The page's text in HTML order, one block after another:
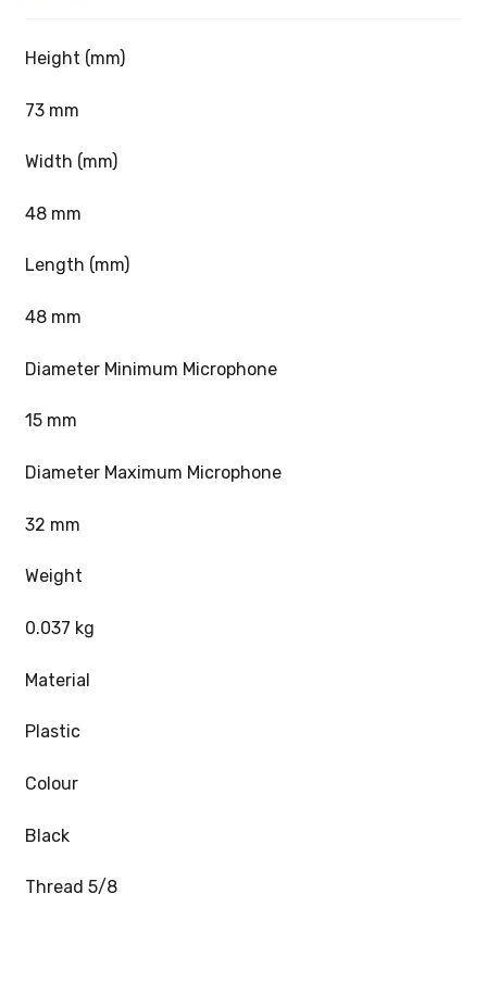
Height (mm)
73 mm
Width (mm)
48 mm
Length (mm)
48 mm
Diameter Minimum Microphone
15 mm
Diameter Maximum Microphone
32 mm
Weight
0.037 kg
Material
Plastic
Colour
Black
Thread 5/8